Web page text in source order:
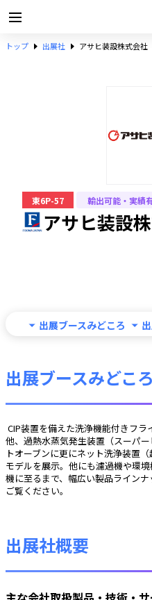
トップ 出展社 アサヒ装設株式会社
東6P-57 輸出可能・実績
アサヒ装設
出展ブースみどころ
出展ブースみどころ
他、過熱水蒸気発生装置（スーパ
トオーブンに更にネット洗浄装置
モデルを展示。他にも濾過機や環
機に至るまで、幅広い製品ライン
ご覧ください。
出展社概要